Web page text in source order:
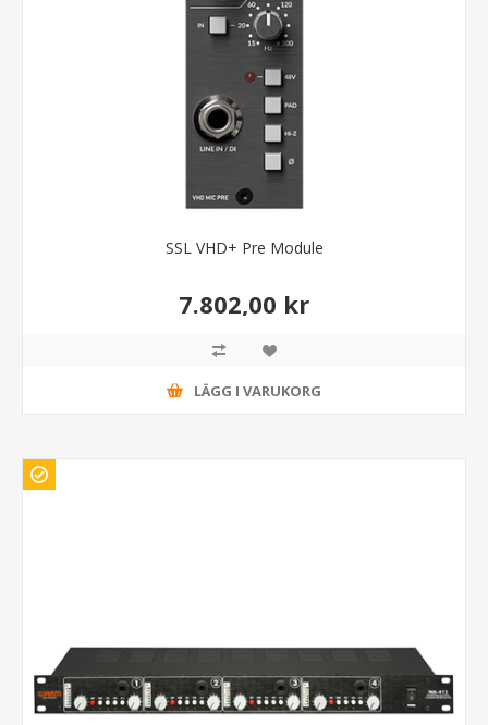
SSL VHD+ Pre Module
7.802,00 kr
LÄGG I VARUKORG